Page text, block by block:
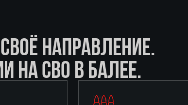
НАПРАВЛЕНИЕ.
НА СВО В БАЛЕЕ.